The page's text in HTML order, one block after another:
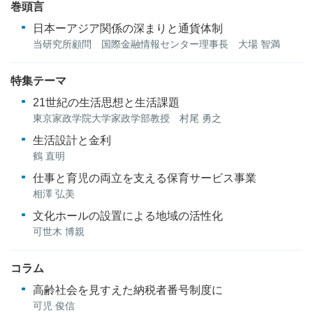
巻頭言
日本ーアジア関係の深まりと通貨体制
当研究所顧問 国際金融情報センター理事長 大場 智満
特集テーマ
21世紀の生活思想と生活課題
東京家政学院大学家政学部教授 村尾 勇之
生活設計と金利
鶴 直明
仕事と育児の両立を支える保育サービス事業
相澤 弘美
文化ホールの設置による地域の活性化
可世木 博親
コラム
高齢社会を見すえた納税者番号制度に
可児 俊信